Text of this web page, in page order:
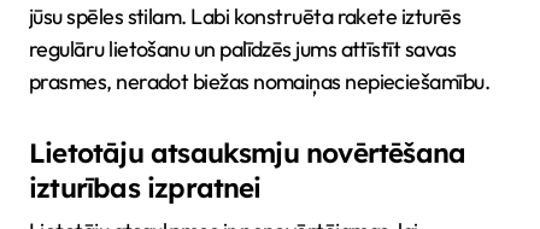
jūsu spēles stilam. Labi konstruēta rakete izturēs
regulāru lietošanu un palīdzēs jums attīstīt savas
prasmes, neradot biežas nomaiņas nepieciešamību.
Lietotāju atsauksmju novērtēšana
izturības izpratnei